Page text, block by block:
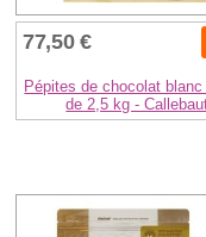
77,50 €
Pépites de chocolat
de 2,5 kg -